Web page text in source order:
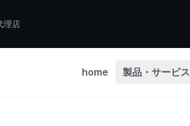
理店
home 製品・サービス